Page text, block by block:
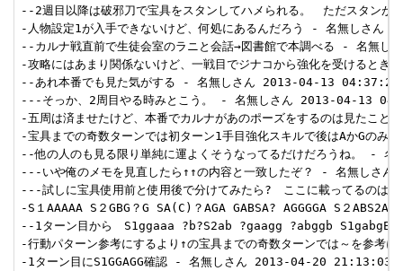
--2週目以降は破邪刀で宝具をスタンしてハメられる。　ただスタ
-人物設定1が入手できないけど、何処にあるんだろう - 名無し
--カルナ戦直前で生徒会室のラニと会話→図書館で本調べる - 名
-攻略にはあまり関係ないけど、一戦目でジナコから強化を受けると
--あれ本番でも見た気がする - 名無しさん 2013-04-13
---そっか、2周目やる時みとこう。 - 名無しさん 2013-04-13
-五周は済ませたけど、本番でカルナがあのポーズをするのは見た
-宝具までの奇数ターンでは初ターン1手目強化スキルで後はAかG
--他の人のも見る限り単純に運よくそうなってるだけだろうね
---いや俺のメモを見直したら↑↑の内容と一致したぞ？ - 名無し
---試しに宝具使用前と使用後で分けてみたら?　ここに載ってる
-S１AAAAA S２GBG？G SA(C)？AGA GABSA? AGGGGA S２
--1ターン目から　S1ggaaa ?b?S2ab ?gaagg ?abggb
-行動パターン参考にするより↑の宝具までの奇数ターンでは～を
-1ターン目にS1GGAGG確認 - 名無しさん 2013-04-20